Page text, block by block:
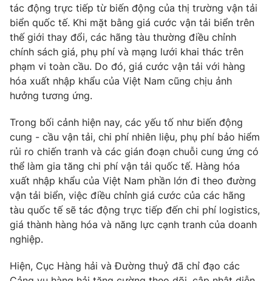
tác động trực tiếp từ biến động của thị trường vận tải
biển quốc tế. Khi mặt bằng giá cước vận tải biển trên
thế giới thay đổi, các hãng tàu thường điều chỉnh
chính sách giá, phụ phí và mạng lưới khai thác trên
phạm vi toàn cầu. Do đó, giá cước vận tải với hàng
hóa xuất nhập khẩu của Việt Nam cũng chịu ảnh
hưởng tương ứng.
Trong bối cảnh hiện nay, các yếu tố như biến động
cung - cầu vận tải, chi phí nhiên liệu, phụ phí bảo hiểm
rủi ro chiến tranh và các gián đoạn chuỗi cung ứng có
thể làm gia tăng chi phí vận tải quốc tế. Hàng hóa
xuất nhập khẩu của Việt Nam phần lớn đi theo đường
vận tải biển, việc điều chỉnh giá cước của các hãng
tàu quốc tế sẽ tác động trực tiếp đến chi phí logistics,
giá thành hàng hóa và năng lực cạnh tranh của doanh
nghiệp.
Hiện, Cục Hàng hải và Đường thuỷ đã chỉ đạo các